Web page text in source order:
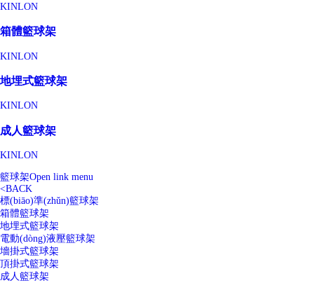
KINLON
箱體籃球架
KINLON
地埋式籃球架
KINLON
成人籃球架
KINLON
籃球架Open link menu
<BACK
標(biāo)準(zhǔn)籃球架
箱體籃球架
地埋式籃球架
電動(dòng)液壓籃球架
墻掛式籃球架
頂掛式籃球架
成人籃球架